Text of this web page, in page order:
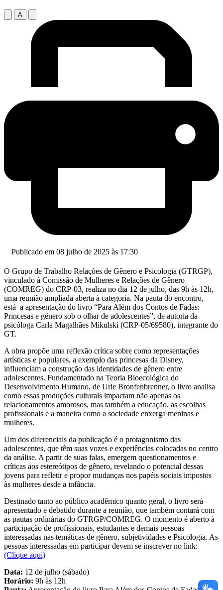
A
Publicado em 08 julho de 2025 às 17:30
O Grupo de Trabalho Relações de Gênero e Psicologia (GTRGP),
vinculado à Comissão de Mulheres e Relações de Gênero
(COMREG) do CRP-03, realiza no dia 12 de julho, das 9h às 12h,
uma reunião ampliada aberta à categoria. Na pauta do encontro,
está a apresentação do livro “Para Além dos Contos de Fadas:
Princesas e gênero sob o olhar de adolescentes”, de autoria da
psicóloga Carla Magalhães Mikulski (CRP-05/69580), integrante do
GT.
A obra propõe uma reflexão crítica sobre como representações
artísticas e populares, a exemplo das princesas da Disney,
influenciam a construção das identidades de gênero entre
adolescentes. Fundamentado na Teoria Bioecológica do
Desenvolvimento Humano, de Urie Bronfenbrenner, o livro analisa
como essas produções culturais impactam não apenas os
relacionamentos amorosos, mas também a educação, as escolhas
profissionais e a maneira como a sociedade enxerga meninas e
mulheres.
Um dos diferenciais da publicação é o protagonismo das
adolescentes, que têm suas vozes e experiências colocadas no centro
da análise. A partir de suas falas, emergem questionamentos e
críticas aos estereótipos de gênero, revelando o potencial dessas
jovens para refletir e propor mudanças nos papéis sociais impostos
às mulheres desde a infância.
Destinado tanto ao público acadêmico quanto geral, o livro será
apresentado e debatido durante a reunião, que também contará com
as pautas ordinárias do GTRGP/COMREG. O momento é aberto à
participação de profissionais, estudantes e demais pessoas
interessadas nas temáticas de gênero, subjetividades e Psicologia. As
pessoas interessadas em participar devem se inscrever no link:
(Clique aqui)
Data: 12 de julho (sábado)
Horário: 9h às 12h